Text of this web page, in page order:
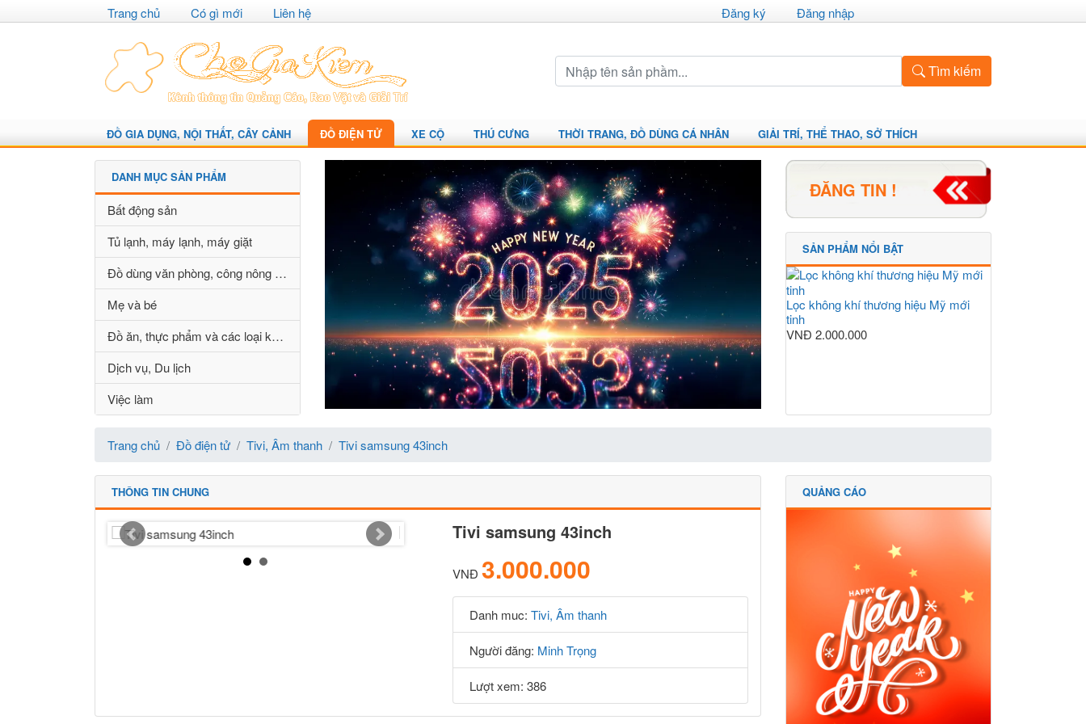
Trang chủ Có gì mới Liên hệ Đăng ký Đăng nhập
Tìm kiếm
ĐỒ GIA DỤNG, NỘI THẤT, CÂY CẢNH ĐỒ ĐIỆN TỬ XE CỘ THÚ CƯNG THỜI TRANG, ĐỒ DÙNG CÁ NHÂN GIẢI TRÍ, THỂ THAO, SỞ THÍCH
DANH MỤC SẢN PHẨM
Bất động sản
Tủ lạnh, máy lạnh, máy giặt
Đồ dùng văn phòng, công nông nghiệp
Mẹ và bé
Đồ ăn, thực phẩm và các loại khác
Dịch vụ, Du lịch
Việc làm
ĐĂNG TIN !
SẢN PHẨM NỔI BẬT
Lọc không khí thương hiệu Mỹ mới
tinh
VNĐ 2.000.000
Trang chủ Đồ điện tử Tivi, Âm thanh Tivi samsung 43inch
THÔNG TIN CHUNG
Tivi samsung 43inch
VNĐ 3.000.000
Danh muc: Tivi, Âm thanh
Người đăng: Minh Trọng
Lượt xem: 386
QUẢNG CÁO